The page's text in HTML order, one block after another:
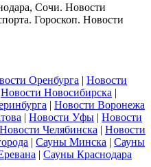
Сочи. Новости
Гороскоп. Новости
Оренбурга | Новости
Новости Новосибирска |
| Новости Воронежа
| Новости Уфы | Новости
Новости Челябинска | Новости
| Сауны Минска | Сауны
| Сауны Краснодара